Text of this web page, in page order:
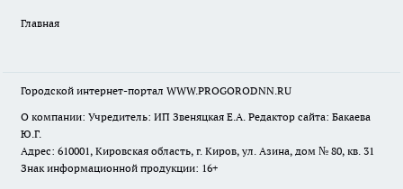
Главная
Городской интернет-портал WWW.PROGORODNN.RU
О компании: Учредитель: ИП Звеняцкая Е.А. Редактор сайта: Бакаева
Ю.Г.
Адрес: 610001, Кировская область, г. Киров, ул. Азина, дом № 80, кв. 31
Знак информационной продукции: 16+